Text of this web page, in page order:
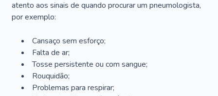
atento aos sinais de quando procurar um pneumologista,
por exemplo:
Cansaço sem esforço;
Falta de ar;
Tosse persistente ou com sangue;
Rouquidão;
Problemas para respirar;